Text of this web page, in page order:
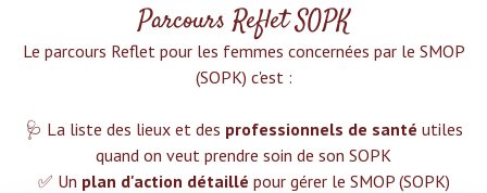
Parcours Reflet SOPK
Le parcours Reflet pour les femmes concernées par le SMOP
(SOPK) c'est :‍
🩺 La liste des lieux et des professionnels de santé utiles
quand on veut prendre soin de son SOPK
✅ Un plan d'action détaillé pour gérer le SMOP (SOPK)